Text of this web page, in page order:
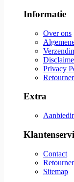
Informatie
Over ons
Privacy
Extra
Contact
Sitemap